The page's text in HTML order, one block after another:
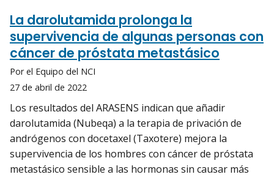
La darolutamida prolonga la
supervivencia de algunas personas con
cáncer de próstata metastásico
Por el Equipo del NCI
27 de abril de 2022
Los resultados del ARASENS indican que añadir
darolutamida (Nubeqa) a la terapia de privación de
andrógenos con docetaxel (Taxotere) mejora la
supervivencia de los hombres con cáncer de próstata
metastásico sensible a las hormonas sin causar más